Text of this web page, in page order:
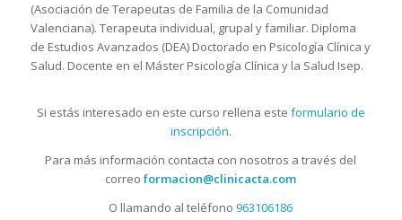
(Asociación de Terapeutas de Familia de la Comunidad
Valenciana). Terapeuta individual, grupal y familiar. Diploma
de Estudios Avanzados (DEA) Doctorado en Psicología Clínica y
Salud. Docente en el Máster Psicología Clínica y la Salud Isep.
Si estás interesado en este curso rellena este formulario de
inscripción.
Para más información contacta con nosotros a través del
correoformacion@clinicacta.com
O llamando al teléfono963106186